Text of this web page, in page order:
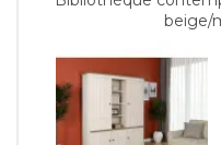
beige/